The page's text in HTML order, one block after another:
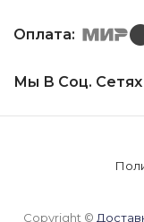
Оплата:
Мы В Соц. Сетях
Copyright ©